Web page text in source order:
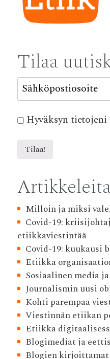
Tilaa
Hyväksyn
Milloin ja miksi
Covid-19:
etiikkaviestintää
Covid-19: kuukausi
Etiikka
Sosiaalinen media
Journalismin uusi
Kohti parempaa
Viestinnän etiikan
Etiikka
Blogimediat ja
Blogien